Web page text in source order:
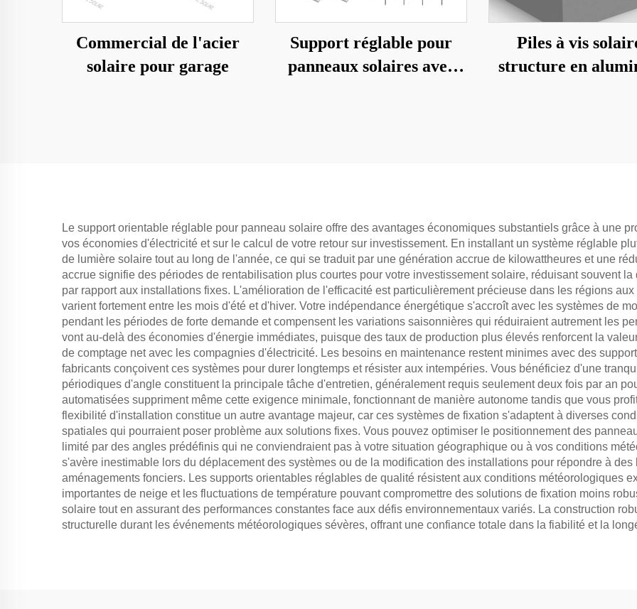
Commercial de l'acier
solaire pour garage
Support réglable pour
panneaux solaires avec
Piles à vis
structure en
Le support orientable réglable pour panneau solaire offre des avantages économiques substantiels grâce à une
vos économies d'électricité et sur le calcul de votre retour sur investissement. En installant un système réglable
de lumière solaire tout au long de l'année, ce qui se traduit par une génération accrue de kilowattheures et une
accrue signifie des périodes de rentabilisation plus courtes pour votre investissement solaire, réduisant souvent
par rapport aux installations fixes. L'amélioration de l'efficacité est particulièrement précieuse dans les régions
varient fortement entre les mois d'été et d'hiver. Votre indépendance énergétique s'accroît avec les systèmes de
pendant les périodes de forte demande et compensent les variations saisonnières qui réduiraient autrement les
vont au-delà des économies d'énergie immédiates, puisque des taux de production plus élevés renforcent la
de comptage net avec les compagnies d'électricité. Les besoins en maintenance restent minimes avec des
fabricants conçoivent ces systèmes pour durer longtemps et résister aux intempéries. Vous bénéficiez d'une
périodiques d'angle constituent la principale tâche d'entretien, généralement requis seulement deux fois par an
automatisées suppriment même cette exigence minimale, fonctionnant de manière autonome tandis que vous
flexibilité d'installation constitue un autre avantage majeur, car ces systèmes de fixation s'adaptent à diverses
spatiales qui pourraient poser problème aux solutions fixes. Vous pouvez optimiser le positionnement des
limité par des angles prédéfinis qui ne conviendraient pas à votre situation géographique ou à vos conditions
s'avère inestimable lors du déplacement des systèmes ou de la modification des installations pour répondre à
aménagements fonciers. Les supports orientables réglables de qualité résistent aux conditions météorologiques
importantes de neige et les fluctuations de température pouvant compromettre des solutions de fixation moins
solaire tout en assurant des performances constantes face aux défis environnementaux variés. La construction
structurelle durant les événements météorologiques sévères, offrant une confiance totale dans la fiabilité et la